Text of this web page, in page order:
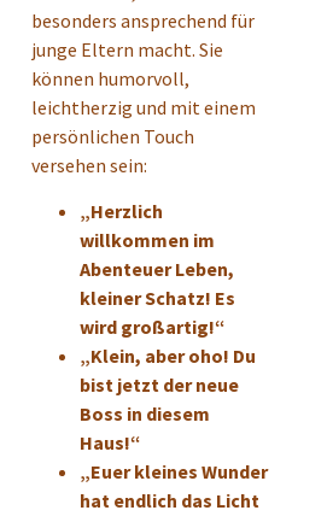
besonders ansprechend für
junge Eltern macht. Sie
können humorvoll,
leichtherzig und mit einem
persönlichen Touch
versehen sein:
„Herzlich
willkommen im
Abenteuer Leben,
kleiner Schatz! Es
wird großartig!“
„Klein, aber oho! Du
bist jetzt der neue
Boss in diesem
Haus!“
„Euer kleines Wunder
hat endlich das Licht